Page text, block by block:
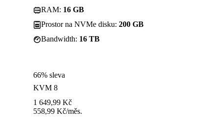
RAM: 16 GB
Prostor na NVMe disku: 200 GB
Bandwidth: 16 TB
66% sleva
KVM 8
1 649,99 Kč
558,99 Kč/měs.